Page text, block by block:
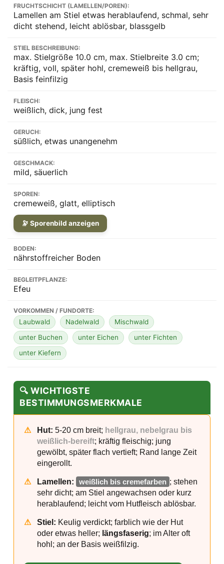
FRUCHTSCHICHT (LAMELLEN/POREN):
Lamellen am Stiel etwas herablaufend, schmal, sehr
dicht stehend, leicht ablösbar, blassgelb
STIEL BESCHREIBUNG:
max. Stielgröße 10.0 cm, max. Stielbreite 3.0 cm;
kräftig, voll, später hohl, cremeweiß bis hellgrau,
Basis feinfilzig
FLEISCH:
weißlich, dick, jung fest
GERUCH:
süßlich, etwas unangenehm
GESCHMACK:
mild, säuerlich
SPOREN:
cremeweiß, glatt, elliptisch
🔭 Sporenbild anzeigen
BODEN:
nährstoffreicher Boden
BEGLEITPFLANZE:
Efeu
VORKOMMEN / FUNDORTE:
Laubwald Nadelwald
Mischwald
unter Buchen
unter Eichen
unter Fichten
unter Kiefern
🔍 WICHTIGSTE
BESTIMMUNGSMERKMALE
⚠ Hut: 5-20 cm breit; hellgrau, nebelgrau bis
weißlich-bereift; kräftig fleischig; jung
gewölbt, später flach vertieft; Rand lange Zeit
eingerollt.
⚠ Lamellen: weißlich bis cremefarben ; stehen
sehr dicht; am Stiel angewachsen oder kurz
herablaufend; leicht vom Hutfleisch ablösbar.
⚠ Stiel: Keulig verdickt; farblich wie der Hut
oder etwas heller; längsfaserig; im Alter oft
hohl; an der Basis weißfilzig.